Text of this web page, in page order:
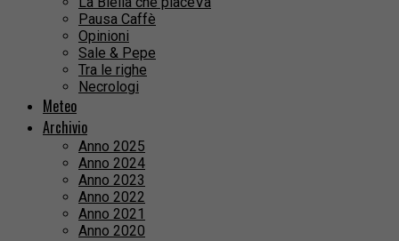
Pausa Caffè
Opinioni
Sale & Pepe
Tra le righe
Necrologi
Meteo
Archivio
Anno 2025
Anno 2024
Anno 2023
Anno 2022
Anno 2021
Anno 2020